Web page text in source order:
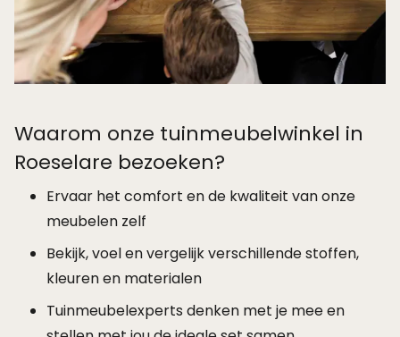
Waarom onze tuinmeubelwinkel in
Roeselare bezoeken?
Ervaar het comfort en de kwaliteit van onze
meubelen zelf
Bekijk, voel en vergelijk verschillende stoffen,
kleuren en materialen
Tuinmeubelexperts denken met je mee en